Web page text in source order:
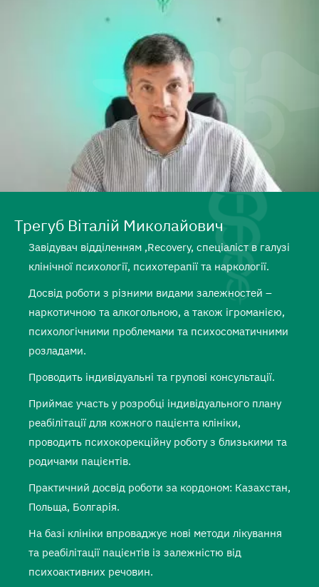
Трегуб Віталій Миколайович
Завідувач відділенням ,Recovery, спеціаліст в галузі
клінічної психології, психотерапії та наркології.
Досвід роботи з різними видами залежностей –
наркотичною та алкогольною, а також ігроманією,
психологічними проблемами та психосоматичними
розладами.
Проводить індивідуальні та групові консультації.
Приймає участь у розробці індивідуального плану
реабілітації для кожного пацієнта клініки,
проводить психокорекційну роботу з близькими та
родичами пацієнтів.
Практичний досвід роботи за кордоном: Казахстан,
Польща, Болгарія.
На базі клініки впроваджує нові методи лікування
та реабілітації пацієнтів із залежністю від
психоактивних речовин.